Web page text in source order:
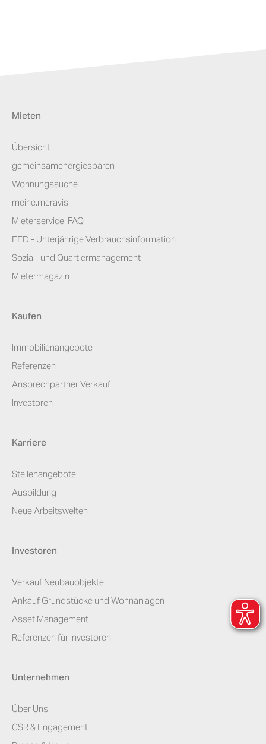
Mieten
Übersicht
gemeinsamenergiesparen
Wohnungssuche
meine.meravis
Mieterservice ­ FAQ
EED - Unterjährige Verbrauchsinformation
Sozial- und Quartiermanagement
Mietermagazin
Kaufen
Immobilienangebote
Referenzen
Ansprechpartner Verkauf
Investoren
Karriere
Stellenangebote
Ausbildung
Neue Arbeitswelten
Investoren
Verkauf Neubauobjekte
Ankauf Grundstücke und Wohnanlagen
Asset Management
Referenzen für Investoren
Unternehmen
Über Uns
CSR & Engagement